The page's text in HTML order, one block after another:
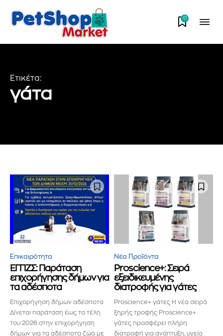
0
Ετικέτα:
γάτα
Επικαιρότητα
ΕΓΠΖΣ: Παράταση
επιχορήγησης δήμων για
τα αδέσποτα
Επιχορήγηση δήμων αδέσποτα
Δίνεται παράταση έως τα τέλη
του 2026 στην επιχορήγηση
δήμων για τα αδέσποτα ζώα με
Νέα Προϊόντα
Proscience+: Σειρά
εξειδικευμένης
διατροφής για γάτες
Proscience+ γάτες Η νέα σειρά
ξηρής τροφής Proscience+
γάτες προσφέρει πλήρη
διατροφή για ανάπτυξη, υγεία